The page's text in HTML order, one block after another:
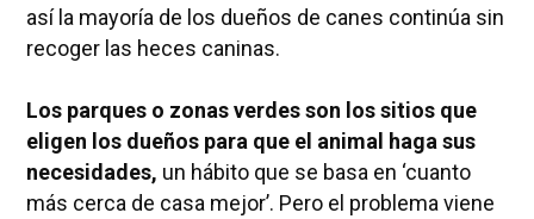
así la mayoría de los dueños de canes continúa sin
recoger las heces caninas.
Los parques o zonas verdes son los sitios que
eligen los dueños para que el animal haga sus
necesidades, un hábito que se basa en ‘cuanto
más cerca de casa mejor’. Pero el problema viene